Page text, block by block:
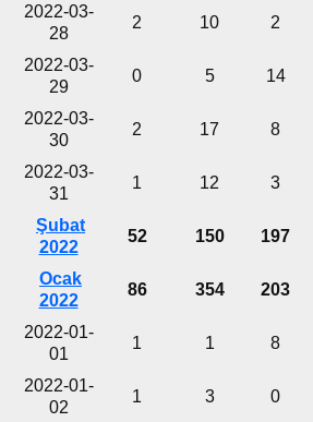
2022-03-
28
2 10 2
2022-03-
29
0 5 14
2022-03-
30
2 17 8
2022-03-
31
1 12 3
Şubat
2022
52 150 197
Ocak
2022
86 354 203
2022-01-
01
1 1 8
2022-01-
02
1 3 0